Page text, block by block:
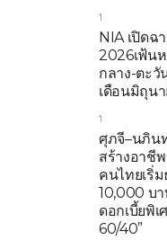
1
NIA เปิด
2026เฟ้น
กลาง-ตะวั
เดือนมิถุน
1
ศุภจี–นภิน
สร้างอาชี
คนไทยเริ่
10,000 บ
ดอกเบี้ยพิ
60/40”